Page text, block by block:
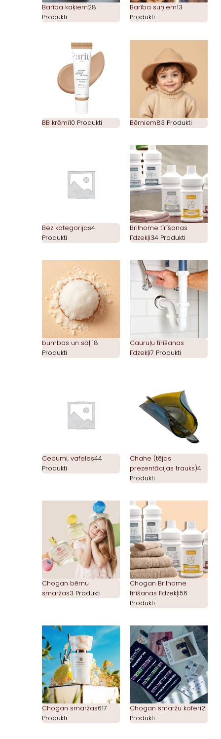
Barība kaķiem28
Produkti
Barība suņiem13
Produkti
BB krēmi10 Produkti Bērniem83 Produkti
Bez kategorijas4
Produkti
Brilhome tīrīšanas
līdzekļi34 Produkti
bumbas un sāļi18
Produkti
Cauruļu tīrīšanas
līdzekļi7 Produkti
Cepumi, vafeles44
Produkti
Chahe (tējas
prezentācijas trauks)4
Produkti
Chogan bērnu
smaržas3 Produkti
Chogan Brilhome
tīrīšanas līdzekļi56
Produkti
Chogan smaržas617
Produkti
Chogan smaržu koferi2
Produkti